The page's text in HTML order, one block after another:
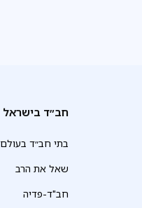
חב״ד בישראל
בתי חב״ד בעולם
שאל את הרב
חב"ד-פדיה